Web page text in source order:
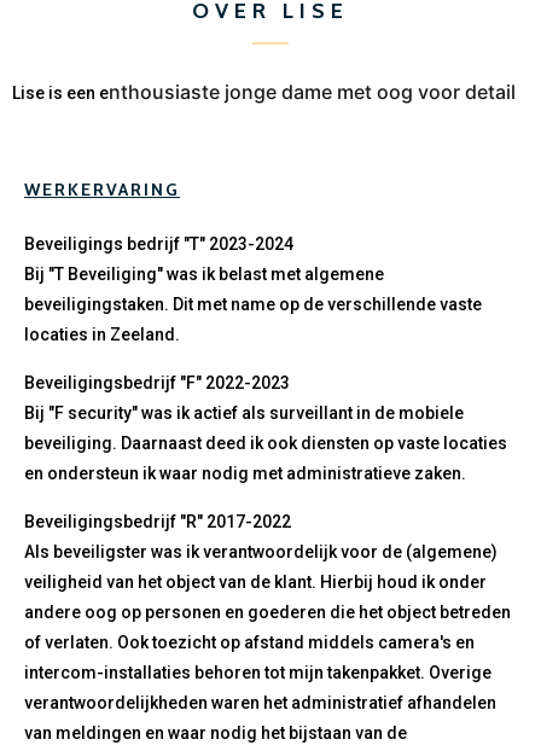
OVER LISE
Lise is een enthousiaste jonge dame met oog voor detail
WERKERVARING
Beveiligings bedrijf "T" 2023-2024
Bij "T Beveiliging" was ik belast met algemene
beveiligingstaken. Dit met name op de verschillende vaste
locaties in Zeeland.
Beveiligingsbedrijf "F" 2022-2023
Bij "F security" was ik actief als surveillant in de mobiele
beveiliging. Daarnaast deed ik ook diensten op vaste locaties
en ondersteun ik waar nodig met administratieve zaken.
Beveiligingsbedrijf "R" 2017-2022
Als beveiligster was ik verantwoordelijk voor de (algemene)
veiligheid van het object van de klant. Hierbij houd ik onder
andere oog op personen en goederen die het object betreden
of verlaten. Ook toezicht op afstand middels camera's en
intercom-installaties behoren tot mijn takenpakket. Overige
verantwoordelijkheden waren het administratief afhandelen
van meldingen en waar nodig het bijstaan van de